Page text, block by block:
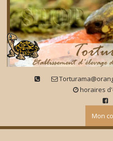
Skip
content
horaires
Mon